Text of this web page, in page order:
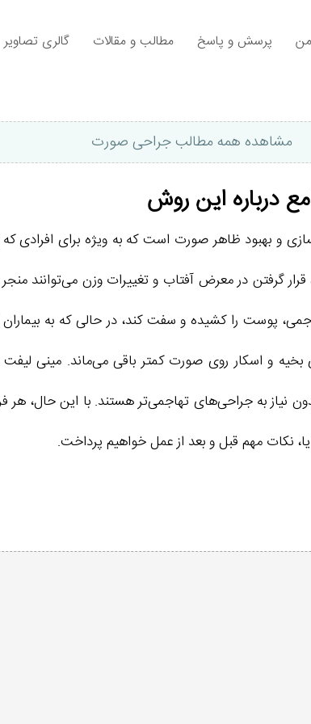
من پرسش و پاسخ مطالب و مقالات گالری تصاویر
مشاهده همه مطالب جراحی صورت
درباره این روش
و بهبود ظاهر صورت است که به ویژه برای افرادی که
گرفتن در معرض آفتاب و تغییرات وزن می‌توانند
پوست را کشیده و سفت کند، در حالی که به بیماران
و اسکار روی صورت کمتر باقی می‌ماند. مینی لیفت
نیاز به جراحی‌های تهاجمی‌تر هستند. با این حال، هر
نکات مهم قبل و بعد از عمل خواهیم پرداخت.